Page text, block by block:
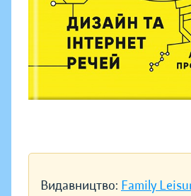
Видавництво: Family